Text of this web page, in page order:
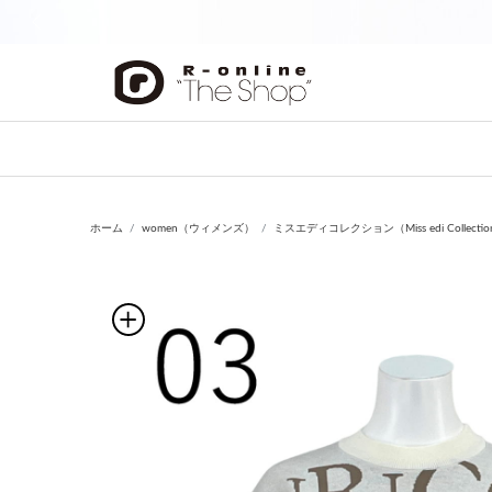
ホーム women（ウィメンズ） ミスエディコレクション（Miss edi